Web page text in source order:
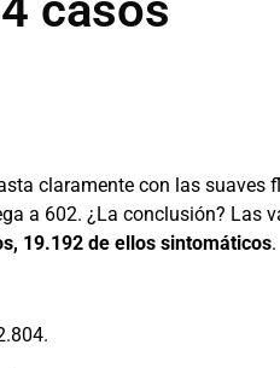
claramente con las suaves
a 602. ¿La conclusión? Las
19.192 de ellos sintomáticos.